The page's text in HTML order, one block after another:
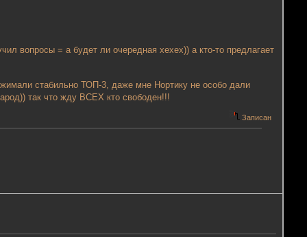
вопросы = а будет ли очередная хехех)) а кто-то предлагает
стабильно ТОП-3, даже мне Нортику не особо дали
так что жду ВСЕХ кто свободен!!!
Записан